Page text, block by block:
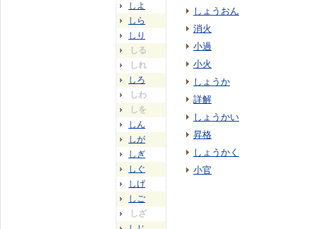
しよ
しら
しり
しる
しれ
しろ
しわ
しを
しん
しが
しぎ
しぐ
しげ
しご
しざ
しょうおん
消火
小過
小火
しょうか
詳解
しょうかい
昇格
しょうかく
小官